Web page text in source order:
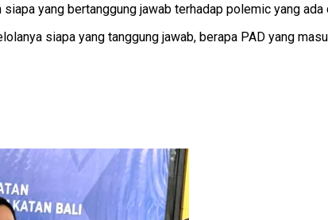
yang bertanggung jawab terhadap polemic yang ada
siapa yang tanggung jawab, berapa PAD yang